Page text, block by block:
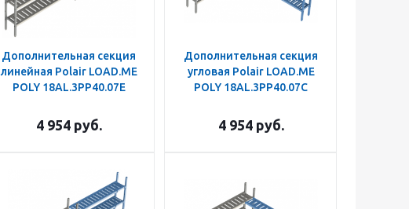
Дополнительная секция
линейная Polair LOAD.ME
POLY 18AL.3PP40.07E
4 954руб.
Дополнительная секция
угловая Polair LOAD.ME
POLY 18AL.3PP40.07C
4 954руб.